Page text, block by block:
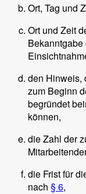
Ort, Tag und
Ort und Zeit
Bekanntgabe
den Hinweis,
zum Beginn
begründet
können,
die Zahl der
die Frist für
nach § 6,